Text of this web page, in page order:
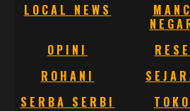
LOCAL NEWS
OPINI
ROHANI
SERBA SERBI